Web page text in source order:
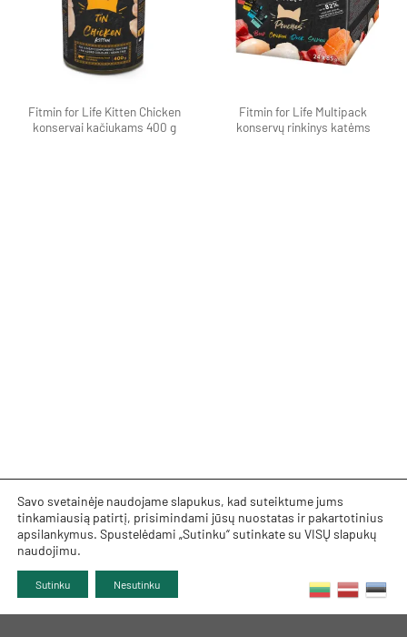
Fitmin for Life Kitten Chicken
konservai kačiukams 400 g
Fitmin for Life Multipack
konservų rinkinys katėms
Savo svetainėje naudojame slapukus, kad suteiktume jums
tinkamiausią patirtį, prisimindami jūsų nuostatas ir pakartotinius
apsilankymus. Spustelėdami „Sutinku“ sutinkate su VISŲ slapukų
naudojimu.
Sutinku Nesutinku